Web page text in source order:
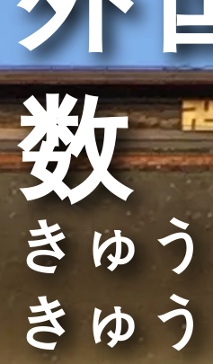
数
きゅ
きゅ